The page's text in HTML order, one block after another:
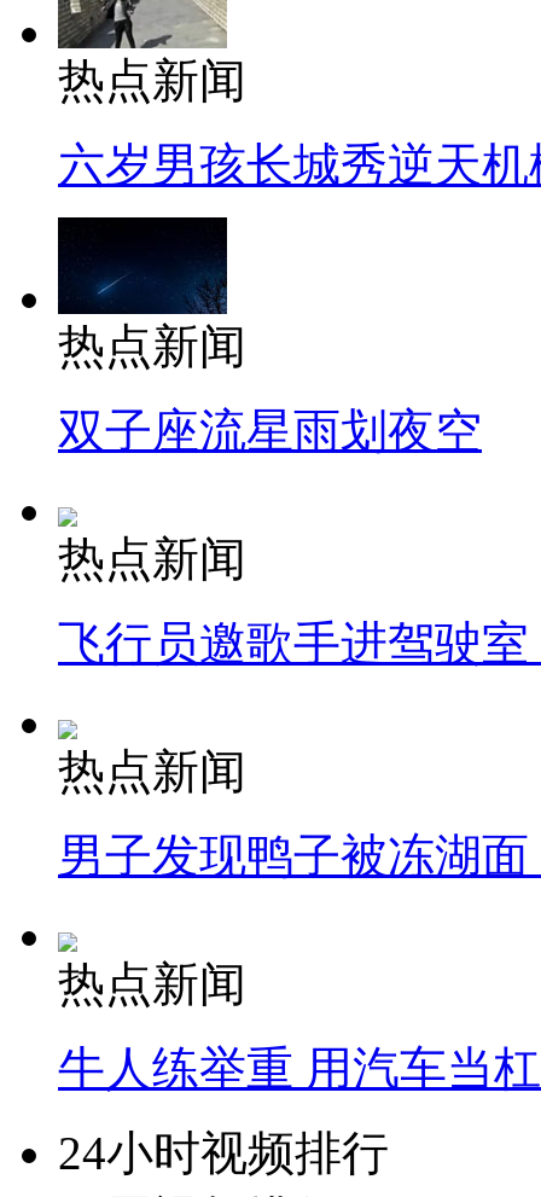
热点新闻
六岁男孩长城秀逆天机
热点新闻
双子座流星雨划夜空
热点新闻
飞行员邀歌手进驾驶
热点新闻
男子发现鸭子被冻湖
热点新闻
牛人练举重 用汽车当
24小时视频排行